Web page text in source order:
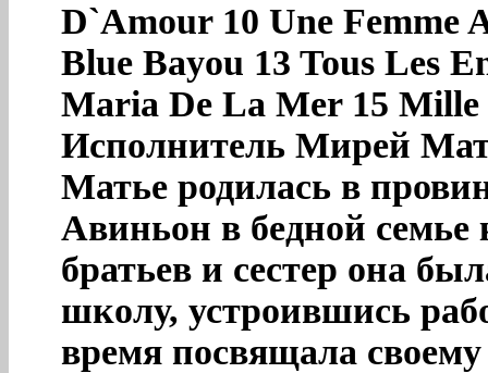
D`Amour 10 Une Femme
Blue Bayou 13 Tous Les
Maria De La Mer 15 Mille
Исполнитель Мирей
Матье родилась в
Авиньон в бедной
братьев и сестер она
школу, устроившись
время посвящала